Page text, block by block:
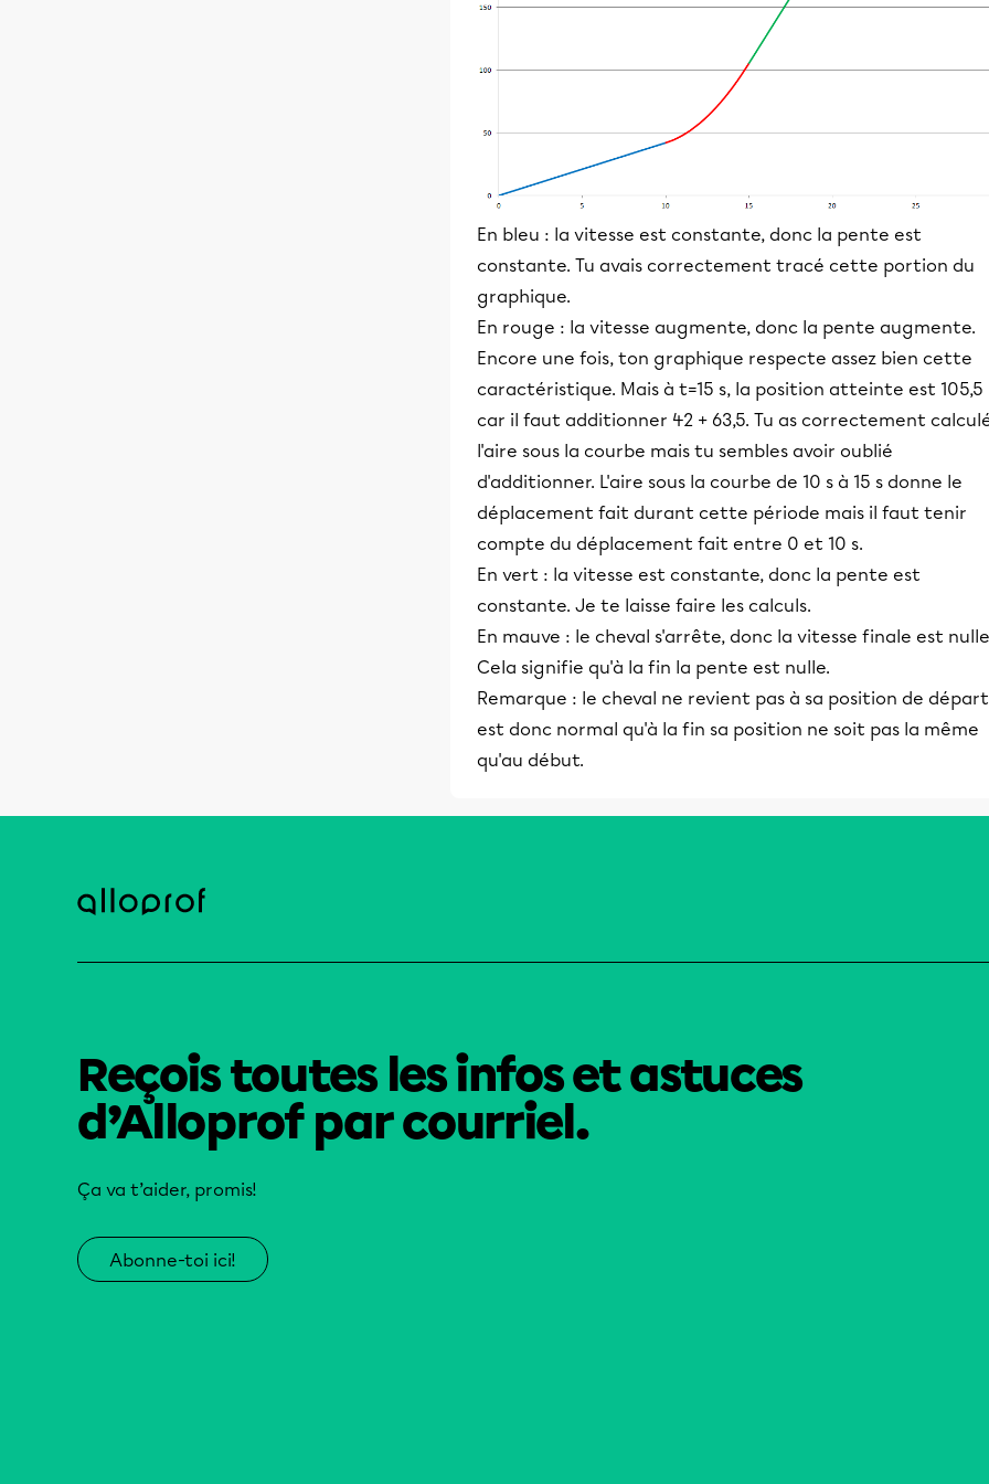
En bleu : la vitesse est constante, donc la pente est
constante. Tu avais correctement tracé cette portion du
graphique.
En rouge : la vitesse augmente, donc la pente augmente.
Encore une fois, ton graphique respecte assez bien cette
caractéristique. Mais à t=15 s, la position atteinte est 105,5
car il faut additionner 42 + 63,5. Tu as correctement
l'aire sous la courbe mais tu sembles avoir oublié
d'additionner. L'aire sous la courbe de 10 s à 15 s donne le
déplacement fait durant cette période mais il faut tenir
compte du déplacement fait entre 0 et 10 s.
En vert : la vitesse est constante, donc la pente est
constante. Je te laisse faire les calculs.
En mauve : le cheval s'arrête, donc la vitesse finale est
Cela signifie qu'à la fin la pente est nulle.
Remarque : le cheval ne revient pas à sa position de
est donc normal qu'à la fin sa position ne soit pas la même
qu'au début.
Reçois toutes les infos et astuces
d’Alloprof par courriel.
Ça va t’aider, promis!
Abonne-toi ici!